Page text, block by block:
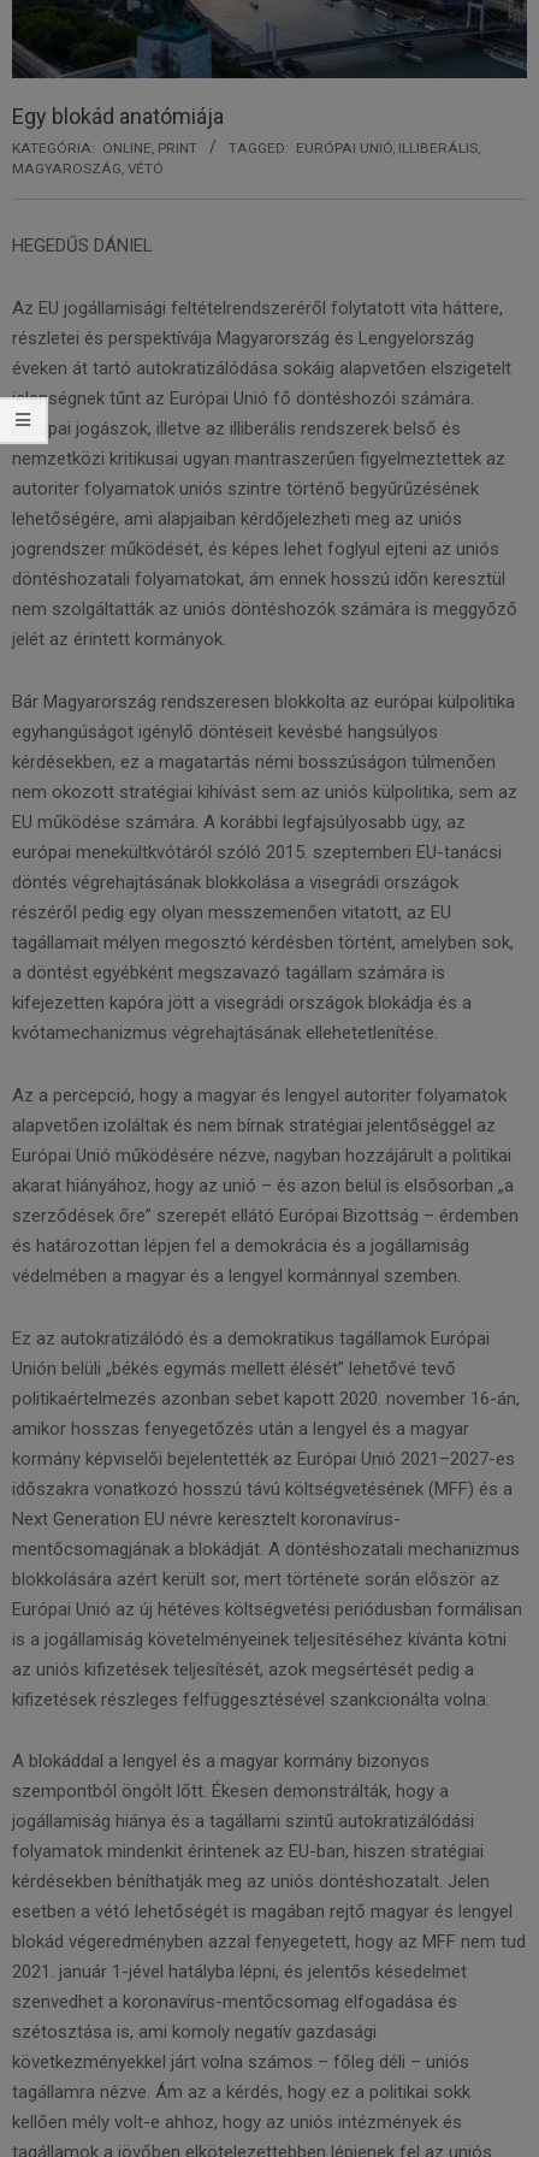
Egy blokád anatómiája
KATEGÓRIA: ONLINE PRINT TAGGED: EURÓPAI UNIÓ ILLIBERÁLIS
MAGYAROSZÁG VÉTÓ
HEGEDŰS DÁNIEL
Az EU jogállamisági feltételrendszeréről folytatott vita háttere,
részletei és perspektívája Magyarország és Lengyelország
éveken át tartó autokratizálódása sokáig alapvetően elszigetelt
jelenségnek tűnt az Európai Unió fő döntéshozói számára.
Európai jogászok, illetve az illiberális rendszerek belső és
nemzetközi kritikusai ugyan mantraszerűen figyelmeztettek az
autoriter folyamatok uniós szintre történő begyűrűzésének
lehetőségére, ami alapjaiban kérdőjelezheti meg az uniós
jogrendszer működését, és képes lehet foglyul ejteni az uniós
döntéshozatali folyamatokat, ám ennek hosszú időn keresztül
nem szolgáltatták az uniós döntéshozók számára is meggyőző
jelét az érintett kormányok.
Bár Magyarország rendszeresen blokkolta az európai külpolitika
egyhangúságot igénylő döntéseit kevésbé hangsúlyos
kérdésekben, ez a magatartás némi bosszúságon túlmenően
nem okozott stratégiai kihívást sem az uniós külpolitika, sem az
EU működése számára. A korábbi legfajsúlyosabb ügy, az
európai menekültkvótáról szóló 2015. szeptemberi EU-tanácsi
döntés végrehajtásának blokkolása a visegrádi országok
részéről pedig egy olyan messzemenően vitatott, az EU
tagállamait mélyen megosztó kérdésben történt, amelyben sok,
a döntést egyébként megszavazó tagállam számára is
kifejezetten kapóra jött a visegrádi országok blokádja és a
kvótamechanizmus végrehajtásának ellehetetlenítése.
Az a percepció, hogy a magyar és lengyel autoriter folyamatok
alapvetően izoláltak és nem bírnak stratégiai jelentőséggel az
Európai Unió működésére nézve, nagyban hozzájárult a politikai
akarat hiányához, hogy az unió – és azon belül is elsősorban „a
szerződések őre” szerepét ellátó Európai Bizottság – érdemben
és határozottan lépjen fel a demokrácia és a jogállamiság
védelmében a magyar és a lengyel kormánnyal szemben.
Ez az autokratizálódó és a demokratikus tagállamok Európai
Unión belüli „békés egymás mellett élését” lehetővé tevő
politikaértelmezés azonban sebet kapott 2020. november 16-án,
amikor hosszas fenyegetőzés után a lengyel és a magyar
kormány képviselői bejelentették az Európai Unió 2021–2027-es
időszakra vonatkozó hosszú távú költségvetésének (MFF) és a
Next Generation EU névre keresztelt koronavírus-
mentőcsomagjának a blokádját. A döntéshozatali mechanizmus
blokkolására azért került sor, mert története során először az
Európai Unió az új hétéves költségvetési periódusban formálisan
is a jogállamiság követelményeinek teljesítéséhez kívánta kötni
az uniós kifizetések teljesítését, azok megsértését pedig a
kifizetések részleges felfüggesztésével szankcionálta volna.
A blokáddal a lengyel és a magyar kormány bizonyos
szempontból öngólt lőtt. Ékesen demonstrálták, hogy a
jogállamiság hiánya és a tagállami szintű autokratizálódási
folyamatok mindenkit érintenek az EU-ban, hiszen stratégiai
kérdésekben béníthatják meg az uniós döntéshozatalt. Jelen
esetben a vétó lehetőségét is magában rejtő magyar és lengyel
blokád végeredményben azzal fenyegetett, hogy az MFF nem tud
2021. január 1-jével hatályba lépni, és jelentős késedelmet
szenvedhet a koronavírus-mentőcsomag elfogadása és
szétosztása is, ami komoly negatív gazdasági
következményekkel járt volna számos – főleg déli – uniós
tagállamra nézve. Ám az a kérdés, hogy ez a politikai sokk
kellően mély volt-e ahhoz, hogy az uniós intézmények és
tagállamok a jövőben elkötelezettebben lépjenek fel az uniós